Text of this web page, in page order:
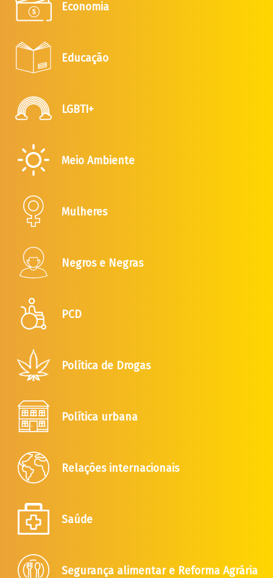
Economia
Educação
LGBTI+
Meio Ambiente
Mulheres
Negros e Negras
PCD
Política de Drogas
Política urbana
Relações internacionais
Saúde
Segurança alimentar e Reforma Agrária